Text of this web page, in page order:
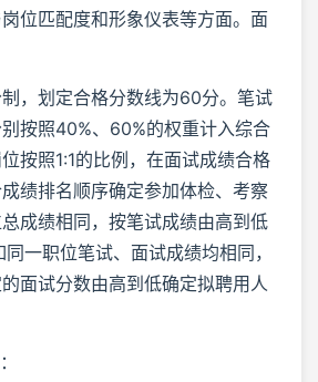
位匹配度和形象仪表等方面。面
，划定合格分数线为60分。笔试
按照40%、60%的权重计入综合
按照1:1的比例，在面试成绩合格
绩排名顺序确定参加体检、考察
成绩相同，按笔试成绩由高到低
一职位笔试、面试成绩均相同，
面试分数由高到低确定拟聘用人